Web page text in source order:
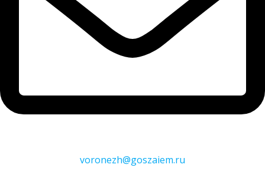
voronezh@goszaiem.ru